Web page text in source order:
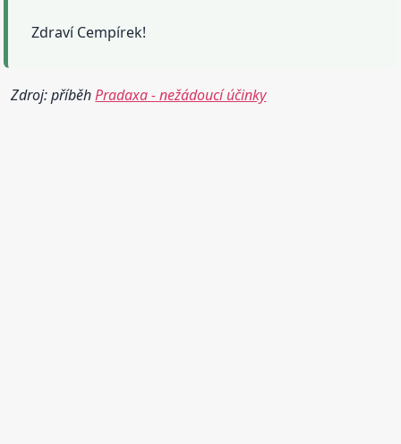
Zdraví Cempírek!
Zdroj: příběhPradaxa - nežádoucí účinky